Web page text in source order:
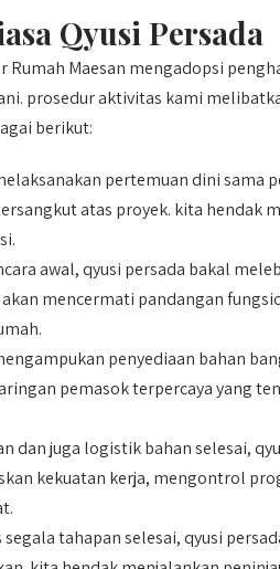
Qyusi Persada
Rumah Maesan mengadopsi
prosedur aktivitas kami
berikut:
pertemuan dini sama
atas proyek. kita hendak
awal, qyusi persada bakal
mencermati pandangan
penyediaan bahan
pemasok terpercaya yang
dan juga logistik bahan selesai,
kekuatan kerja, mengontrol
segala tahapan selesai, qyusi